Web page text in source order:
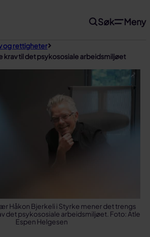
Søk Meny
og rettigheter
krav til det psykososiale arbeidsmiljøet
Håkon Bjerkeli i Styrke mener det trengs
det psykososiale arbeidsmiljøet. Foto: Atle
Espen Helgesen